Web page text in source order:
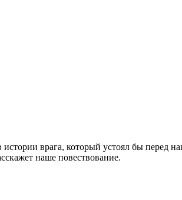
врага, который устоял бы перед
наше повествование.